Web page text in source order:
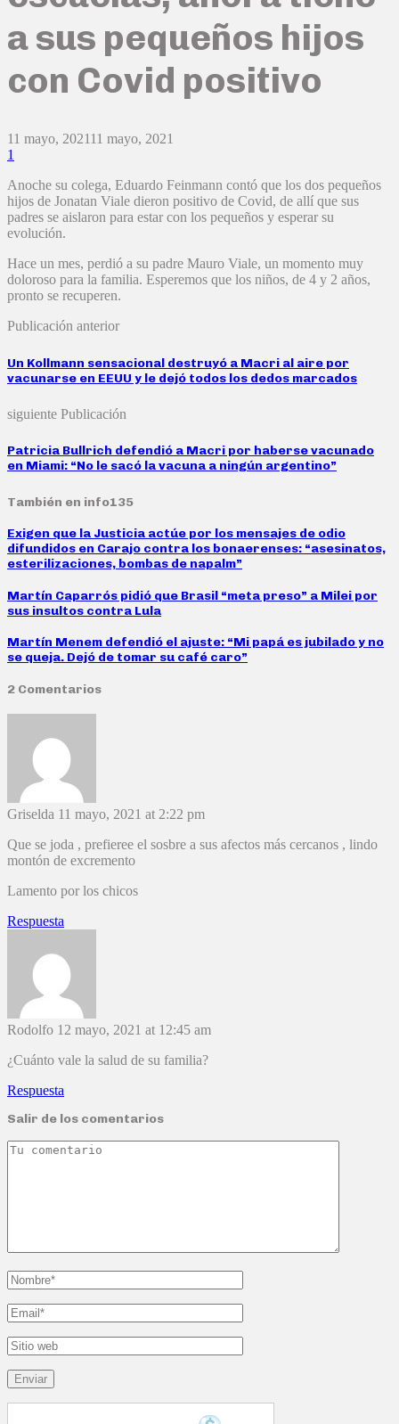
a sus pequeños hijos
con Covid positivo
11 mayo, 202111 mayo, 2021
1
Anoche su colega, Eduardo Feinmann contó que los dos pequeños
hijos de Jonatan Viale dieron positivo de Covid, de allí que sus
padres se aislaron para estar con los pequeños y esperar su
evolución.
Hace un mes, perdió a su padre Mauro Viale, un momento muy
doloroso para la familia. Esperemos que los niños, de 4 y 2 años,
pronto se recuperen.
Publicación anterior
Un Kollmann sensacional destruyó a Macri al aire por
vacunarse en EEUU y le dejó todos los dedos marcados
siguiente Publicación
Patricia Bullrich defendió a Macri por haberse vacunado
en Miami: “No le sacó la vacuna a ningún argentino”
También en info135
Exigen que la Justicia actúe por los mensajes de odio
difundidos en Carajo contra los bonaerenses: “asesinatos,
esterilizaciones, bombas de napalm”
Martín Caparrós pidió que Brasil “meta preso” a Milei por
sus insultos contra Lula
Martín Menem defendió el ajuste: “Mi papá es jubilado y no
se queja. Dejó de tomar su café caro”
2 Comentarios
Griselda 11 mayo, 2021 at 2:22 pm
Que se joda , prefieree el sosbre a sus afectos más cercanos , lindo
montón de excremento
Lamento por los chicos
Respuesta
Rodolfo 12 mayo, 2021 at 12:45 am
¿Cuánto vale la salud de su familia?
Respuesta
Salir de los comentarios